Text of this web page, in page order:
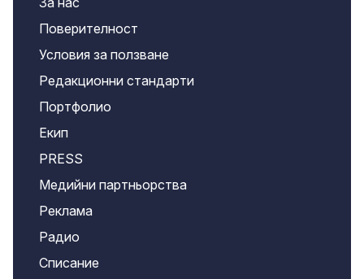
Поверителност
Условия за ползване
Редакционни стандарти
Портфолио
Екип
PRESS
Медийни партньорства
Реклама
Радио
Списание